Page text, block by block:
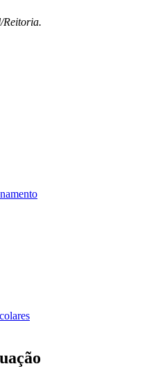
Reitoria.